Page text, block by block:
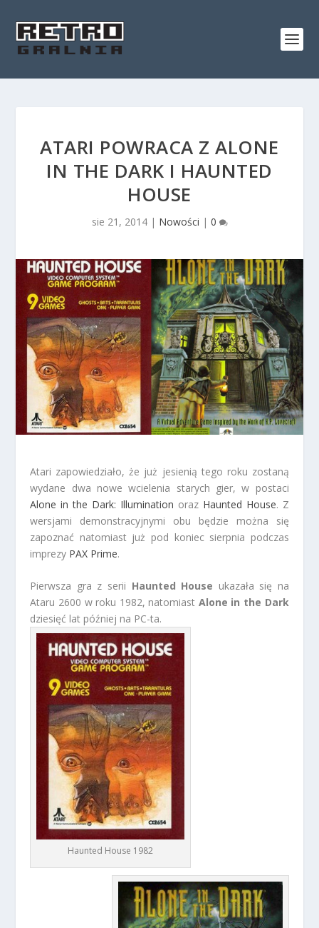
ATARI POWRACA Z ALONE
IN THE DARK I HAUNTED
HOUSE
sie 21, 2014| Nowości | 0
Atari zapowiedziało, że już jesienią tego roku zostaną
wydane dwa nowe wcielenia starych gier, w postaci
Alone in the Dark: Illumination oraz Haunted House. Z
wersjami demonstracyjnymi obu będzie można się
zapoznać natomiast już pod koniec sierpnia podczas
imprezy PAX Prime.
Pierwsza gra z serii Haunted House ukazała się na
Ataru 2600 w roku 1982, natomiast Alone in the Dark
dziesięć lat później na PC-ta.
Haunted House 1982